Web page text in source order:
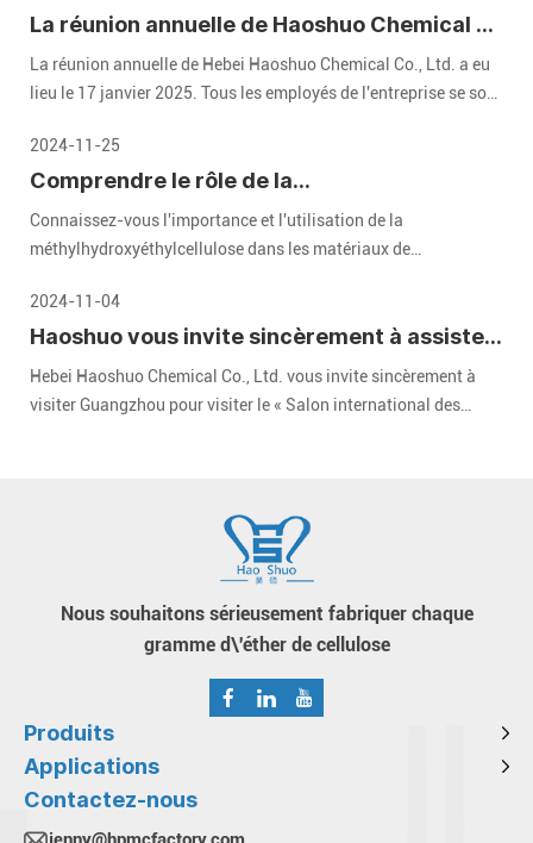
La réunion annuelle de Haoshuo Chemical a
été tenue avec succès, et nous attendons
avec impatience l'avenir ensemble
La réunion annuelle de Hebei Haoshuo Chemical Co., Ltd. a eu
lieu le 17 janvier 2025. Tous les employés de l'entreprise se sont
et attendent avec impatience un avenir prometteur.
2024-11-25
Comprendre le rôle de la
méthylhydroxyéthylcellulose (MHEC) dans
les matériaux de construction modernes
Connaissez-vous l'importance et l'utilisation de la
méthylhydroxyéthylcellulose dans les matériaux de
aidera.
2024-11-04
Haoshuo vous invite sincèrement à assister
au Salon international des revêtements de
Chine 2024
Hebei Haoshuo Chemical Co., Ltd. vous invite sincèrement à
visiter Guangzhou pour visiter le « Salon international des
Nous souhaitons sérieusement fabriquer chaque
gramme d\'éther de cellulose
Produits
Applications
Contactez-nous